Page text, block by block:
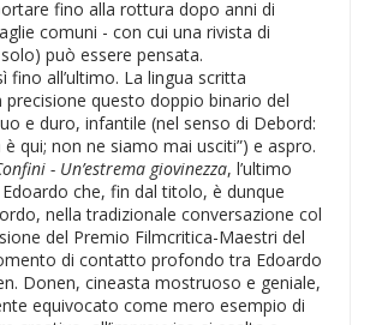
fino alla rottura dopo anni di
comuni - con cui una rivista di
può essere pensata.
fino all’ultimo. La lingua scritta
questo doppio binario del
e duro, infantile (nel senso di Debord:
è qui; non ne siamo mai usciti”) e aspro.
- Un’estrema giovinezza, l’ultimo
che, fin dal titolo, è dunque
nella tradizionale conversazione col
del Premio Filmcritica-Maestri del
di contatto profondo tra Edoardo
Donen, cineasta mostruoso e geniale,
equivocato come mero esempio di